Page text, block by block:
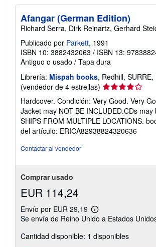
Afangar (German Edition)
Richard Serra, Dirk Reinartz, Gerhard
Publicado por Parkett, 1991
ISBN 10: 3882432063 / ISBN 13:
Antiguo o usado / Tapa dura
Librería: Mispah books, Redhill,
(vendedor de 4 estrellas) Calificación
del
vendedor:
4
de
5
Hardcover. Condición: Very Good. Very
Jacket may NOT BE INCLUDED.CDs may
SHIPS FROM MULTIPLE LOCATIONS.
del artículo: ERICA82938824320636
Contactar al vendedor
Comprar usado
EUR 114,24
Envío por EUR 29,19
Más
información
las
tarifas
Se envía de Reino Unido a Estados
Cantidad disponible: 1 disponibles